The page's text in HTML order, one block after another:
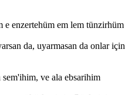
e enzertehüm em lem tünzirhüm
da, uyarmasan da onlar için
ve ala ebsarihim